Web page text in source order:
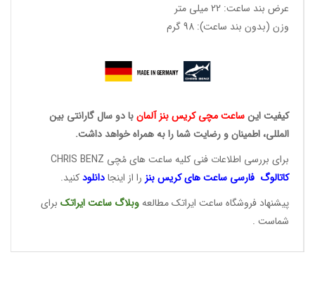
عرض بند ساعت: 22 میلی متر
وزن (بدون بند ساعت): 98 گرم
کیفیت اینساعت مچی کریسبنز آلمانبا دو سال گارانتی بین
المللی، اطمینان و رضایت شما را به همراه خواهد داشت.
برای بررسی اطلاعات فنی کلیه ساعت های مُچی CHRIS BENZ
کاتالوگ فارسی ساعت هایکریس بنز را از اینجادانلودکنید.
پیشنهاد فروشگاه ساعت ایراتک مطالعهوبلاگ ساعتایراتک برای
شماست .